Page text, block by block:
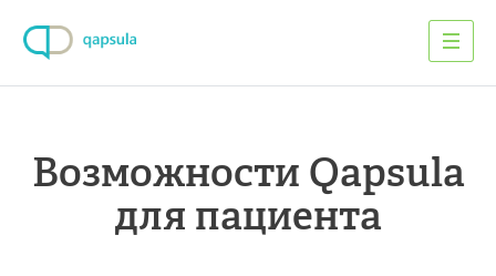
Возможности Qapsula
для пациента